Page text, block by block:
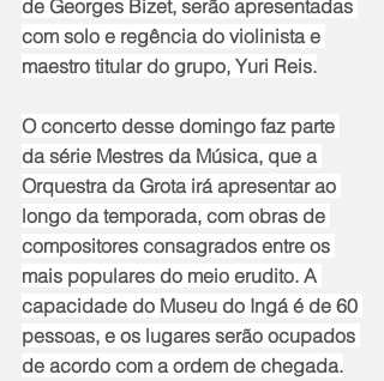
de Georges Bizet, serão apresentadas
com solo e regência do violinista e
maestro titular do grupo, Yuri Reis.
O concerto desse domingo faz parte
da série Mestres da Música, que a
Orquestra da Grota irá apresentar ao
longo da temporada, com obras de
compositores consagrados entre os
mais populares do meio erudito. A
capacidade do Museu do Ingá é de 60
pessoas, e os lugares serão ocupados
de acordo com a ordem de chegada.